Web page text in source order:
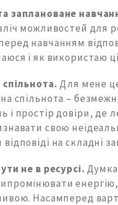
заплановане
можливостей для
навчанням
і як використаю
спільнота. Для мене
спільнота –
і простір довіри, де
свою
на складні
не в ресурсі.
Насамперед